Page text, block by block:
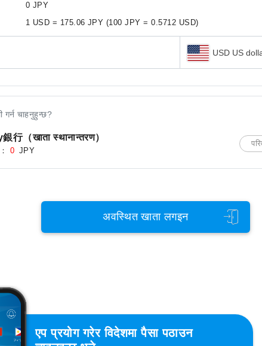
0 JPY
1 USD = 175.06 JPY (100 JPY = 0.5712 USD)
USD US
गर्न चाहनुहुन्छ?
行（खाता स्थानान्तरण）
0 JPY
अवस्थित खाता लगइन
एप प्रयोग गरेर विदेशमा पैसा पठाउन